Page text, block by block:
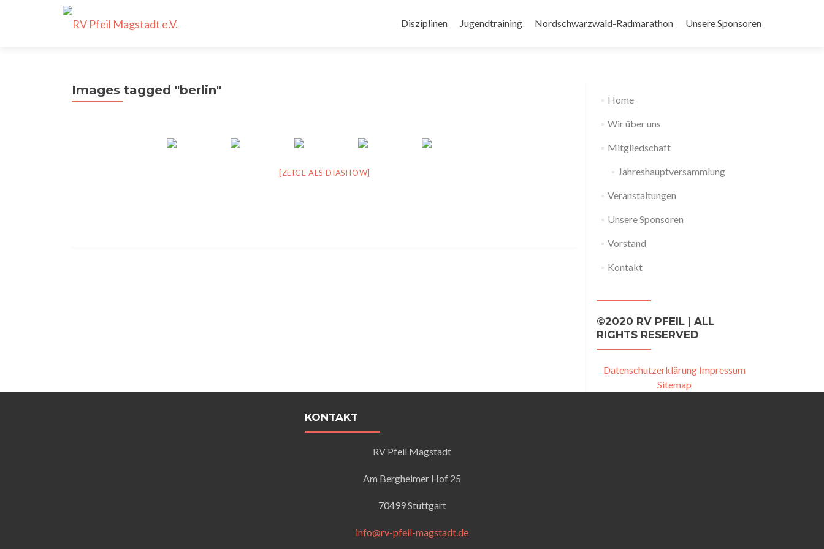
Inhalt
Disziplinen Jugendtraining Nordschwarzwald-Radmarathon Unsere Sponsoren
Images tagged "berlin"
[ZEIGE ALS DIASHOW]
Home
Wir über uns
Mitgliedschaft
Jahreshauptversammlung
Veranstaltungen
Unsere Sponsoren
Vorstand
Kontakt
©2020 RV PFEIL | ALL
RIGHTS RESERVED
Datenschutzerklärung Impressum
Sitemap
KONTAKT
RV Pfeil Magstadt
Am Bergheimer Hof 25
70499 Stuttgart
info@rv-pfeil-magstadt.de